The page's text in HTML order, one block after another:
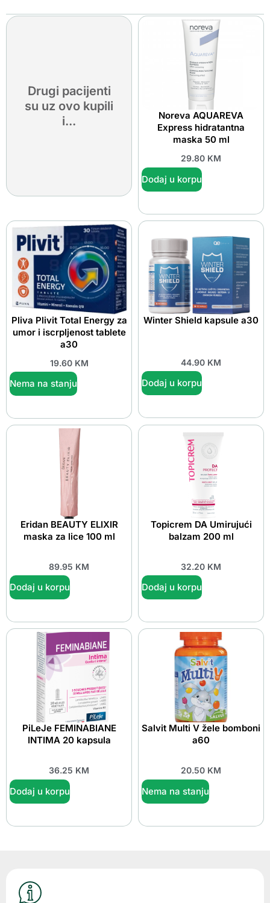
Drugi pacijenti
su uz ovo kupili
i...
Noreva AQUAREVA
Express hidratantna
maska 50 ml
29.80 KM
Dodaj u korpu
Pliva Plivit Total Energy za
umor i iscrpljenost tablete
a30
19.60 KM
Nema na stanju
Winter Shield kapsule a30
44.90 KM
Dodaj u korpu
Eridan BEAUTY ELIXIR
maska za lice 100 ml
89.95 KM
Dodaj u korpu
Topicrem DA Umirujući
balzam 200 ml
32.20 KM
Dodaj u korpu
PiLeJe FEMINABIANE
INTIMA 20 kapsula
36.25 KM
Dodaj u korpu
Salvit Multi V žele bomboni
a60
20.50 KM
Nema na stanju